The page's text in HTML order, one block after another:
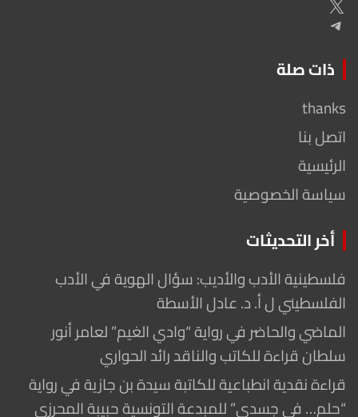
Telegram
ذات صلة
thanks
اتصل بنا
الرئيسية
سياسة الخصوصية
أخر التحديثات
فلسطينية الأدب والأديب: سؤال الهوية في الأدب
الفلسطيني ل أ. د. عادل الأسطة
الماضي والحاضر في رواية “وادي الغيم” لعامر أنور
سلطان قراءة للكاتب والناقد رائد الحواري
قراءة نقدية انطباعية للكاتبة سيدة بن جازية في رواية
“حلم… في جسدي” للمبدعة التونسية حبيبة المحرزي